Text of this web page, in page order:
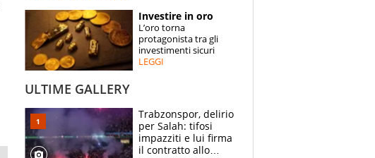
ESPERTI
CONTATTI
Investire in oro
L’oro torna
protagonista tra gli
investimenti sicuri
LEGGI
ULTIME GALLERY
Trabzonspor, delirio
per Salah: tifosi
impazziti e lui firma
il contratto allo